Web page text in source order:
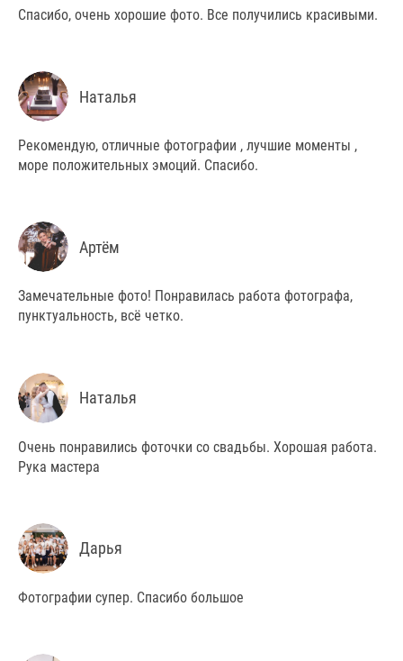
Спасибо, очень хорошие фото. Все получились красивыми.
Наталья
Рекомендую, отличные фотографии , лучшие моменты ,
море положительных эмоций. Спасибо.
Артём
Замечательные фото! Понравилась работа фотографа,
пунктуальность, всё четко.
Наталья
Очень понравились фоточки со свадьбы. Хорошая работа.
Рука мастера
Дарья
Фотографии супер. Спасибо большое